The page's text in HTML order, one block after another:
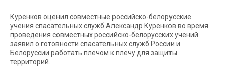
Куренков оценил совместные российско-белорусские
учения спасательных служб Александр Куренков во время
проведения совместных российско-белорусских учений
заявил о готовности спасательных служб России и
Белоруссии работать плечом к плечу для защиты
территорий.